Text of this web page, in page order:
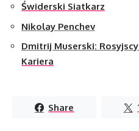
Świderski Siatkarz
Nikolay Penchev
Dmitrij Muserski:
Kariera
Share